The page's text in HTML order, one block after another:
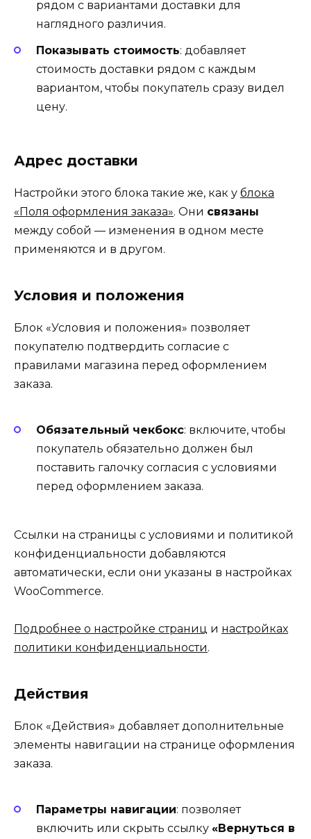
рядом с вариантами доставки для
наглядного различия.
Показывать стоимость: добавляет
стоимость доставки рядом с каждым
вариантом, чтобы покупатель сразу видел
цену.
Адрес доставки
Настройки этого блока такие же, как у блока
«Поля оформления заказа». Они связаны
между собой — изменения в одном месте
применяются и в другом.
Условия и положения
Блок «Условия и положения» позволяет
покупателю подтвердить согласие с
правилами магазина перед оформлением
заказа.
Обязательный чекбокс: включите, чтобы
покупатель обязательно должен был
поставить галочку согласия с условиями
перед оформлением заказа.
Ссылки на страницы с условиями и политикой
конфиденциальности добавляются
автоматически, если они указаны в настройках
WooCommerce.
Подробнее о настройке страниц и настройках
политики конфиденциальности.
Действия
Блок «Действия» добавляет дополнительные
элементы навигации на странице оформления
заказа.
Параметры навигации: позволяет
включить или скрыть ссылку «Вернуться в